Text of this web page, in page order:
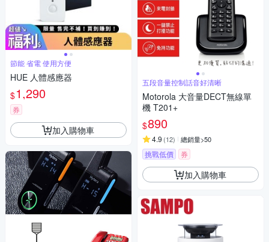
節能 省電 使用方便
HUE 人體感應器
$1,290
券
加入購物車
五段音量控制話音好清晰
Motorola 大音量DECT無線單
機 T201+
$890
4.9 (12) 總銷量>50
挑戰低價 券
加入購物車